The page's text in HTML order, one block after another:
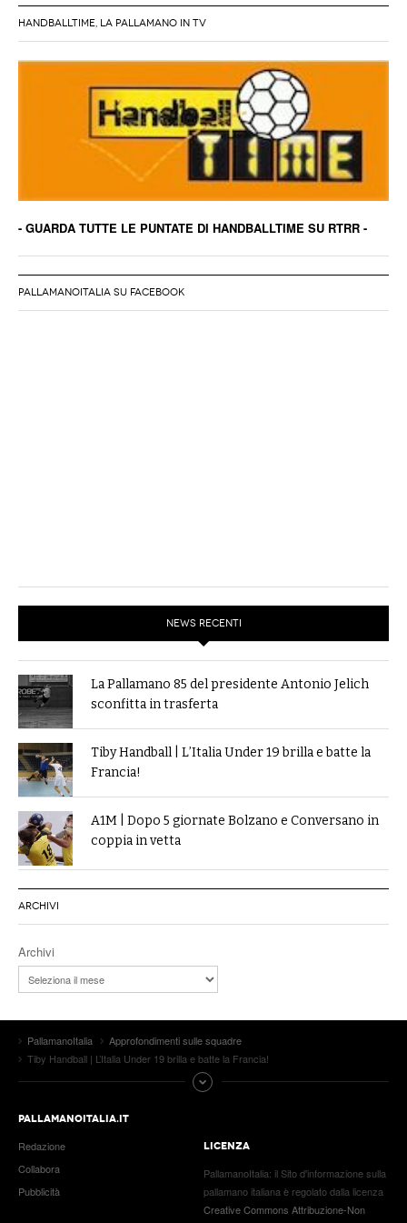
HANDBALLTIME, LA PALLAMANO IN TV
- GUARDA TUTTE LE PUNTATE DI HANDBALLTIME SU RTRR -
PALLAMANOITALIA SU FACEBOOK
NEWS RECENTI
La Pallamano 85 del presidente Antonio Jelich
sconfitta in trasferta
Tiby Handball | L’Italia Under 19 brilla e batte la
Francia!
A1M | Dopo 5 giornate Bolzano e Conversano in
coppia in vetta
ARCHIVI
Archivi
PallamanoItalia
Approfondimenti sulle squadre
Tiby Handball | L’Italia Under 19 brilla e batte la Francia!
PALLAMANOITALIA.IT
Redazione
Collabora
Pubblicità
LICENZA
PallamanoItalia: il Sito d'informazione sulla
pallamano italiana è regolato dalla licenza
Creative Commons Attribuzione-Non